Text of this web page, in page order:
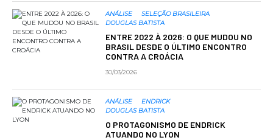
ANÁLISE
SELEÇÃO BRASILEIRA
DOUGLAS BATISTA
ENTRE 2022 À 2026: O QUE MUDOU NO
BRASIL DESDE O ÚLTIMO ENCONTRO
CONTRA A CROÁCIA
30/03/2026
ANÁLISE
ENDRICK
DOUGLAS BATISTA
O PROTAGONISMO DE ENDRICK
ATUANDO NO LYON